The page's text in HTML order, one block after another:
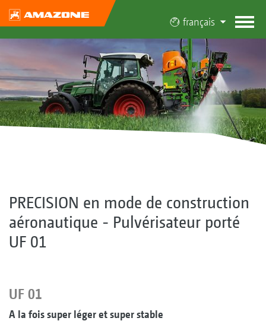
français
PRECISION en mode de construction
aéronautique - Pulvérisateur porté
UF 01
UF 01
A la fois super léger et super stable